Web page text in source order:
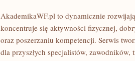
AkademikaWF.pl to dynamicznie
koncentruje się aktywności fizycznej,
oraz poszerzaniu kompetencji. Serwis
dla przyszłych specjalistów,